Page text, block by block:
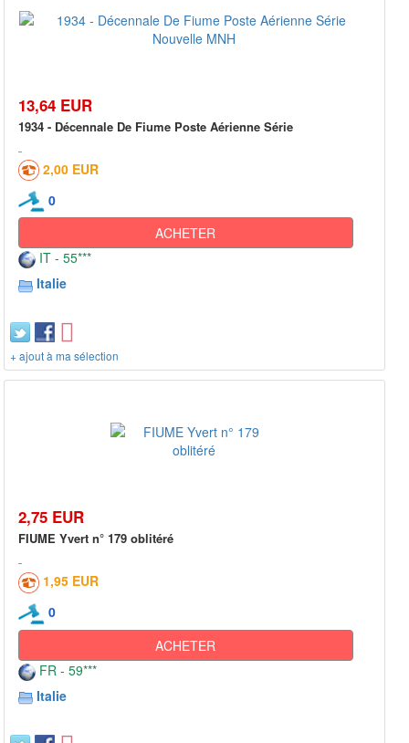
13,64 EUR
1934 - Décennale De Fiume Poste Aérienne Série
2,00 EUR
0
ACHETER
IT - 55***
Italie
+ ajout à ma sélection
2,75 EUR
FIUME Yvert n° 179 oblitéré
1,95 EUR
0
ACHETER
FR - 59***
Italie